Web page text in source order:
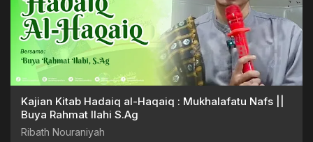
Kajian Kitab Hadaiq al-Haqaiq : Mukhalafatu Nafs ||
Buya Rahmat Ilahi S.Ag
Ribath Nouraniyah